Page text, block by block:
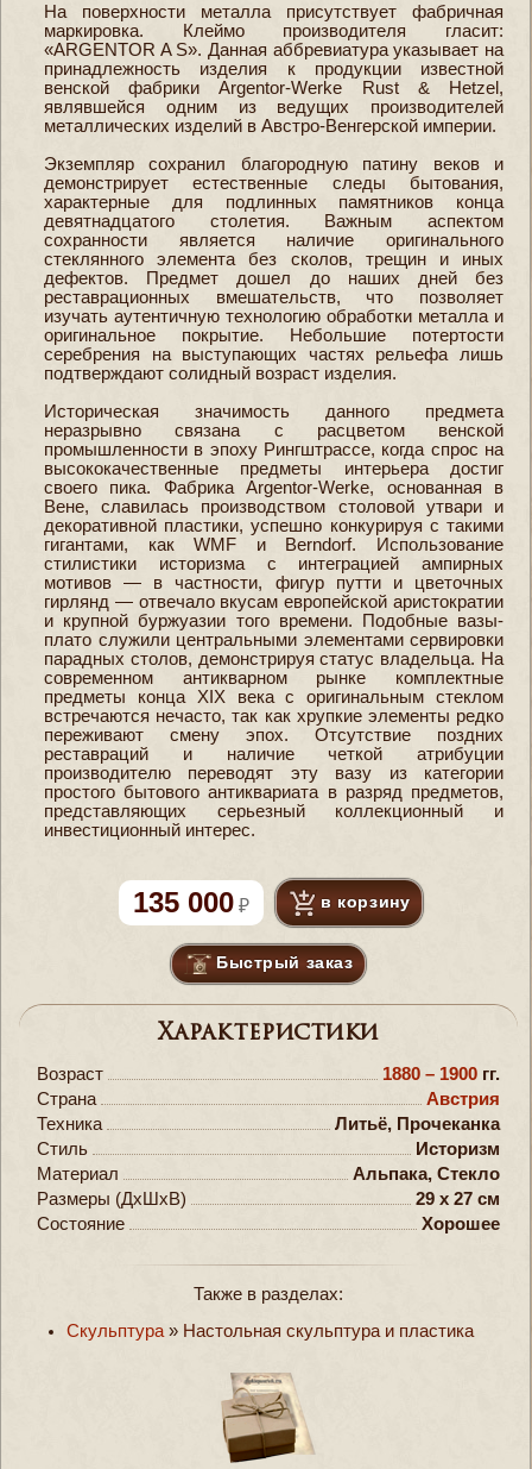
На поверхности металла присутствует фабричная
маркировка. Клеймо производителя гласит:
«ARGENTOR A S». Данная аббревиатура указывает на
принадлежность изделия к продукции известной
венской фабрики Argentor-Werke Rust & Hetzel,
являвшейся одним из ведущих производителей
металлических изделий в Австро-Венгерской империи.
Экземпляр сохранил благородную патину веков и
демонстрирует естественные следы бытования,
характерные для подлинных памятников конца
девятнадцатого столетия. Важным аспектом
сохранности является наличие оригинального
стеклянного элемента без сколов, трещин и иных
дефектов. Предмет дошел до наших дней без
реставрационных вмешательств, что позволяет
изучать аутентичную технологию обработки металла и
оригинальное покрытие. Небольшие потертости
серебрения на выступающих частях рельефа лишь
подтверждают солидный возраст изделия.
Историческая значимость данного предмета
неразрывно связана с расцветом венской
промышленности в эпоху Рингштрассе, когда спрос на
высококачественные предметы интерьера достиг
своего пика. Фабрика Argentor-Werke, основанная в
Вене, славилась производством столовой утвари и
декоративной пластики, успешно конкурируя с такими
гигантами, как WMF и Berndorf. Использование
стилистики историзма с интеграцией ампирных
мотивов — в частности, фигур путти и цветочных
гирлянд — отвечало вкусам европейской аристократии
и крупной буржуазии того времени. Подобные вазы-
плато служили центральными элементами сервировки
парадных столов, демонстрируя статус владельца. На
современном антикварном рынке комплектные
предметы конца XIX века с оригинальным стеклом
встречаются нечасто, так как хрупкие элементы редко
переживают смену эпох. Отсутствие поздних
реставраций и наличие четкой атрибуции
производителю переводят эту вазу из категории
простого бытового антиквариата в разряд предметов,
представляющих серьезный коллекционный и
инвестиционный интерес.
135 000 в корзину
Быстрый заказ
Характеристики
Возраст 1880 – 1900 гг.
Страна
Австрия
Техника
Литьё, Прочеканка
Стиль
Историзм
Материал
Альпака, Стекло
Размеры (ДxШxВ)
29 x 27 см
Состояние
Хорошее
Также в разделах:
Скульптура » Настольная скульптура и пластика